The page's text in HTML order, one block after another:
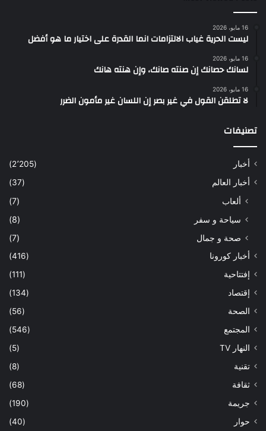
16 مايو، 2026
ليست الحرية غياب الالتزامات انما القدرة على اختيار ما هو أفضل
16 مايو، 2026
لسانك حصانك إن صنته صانك، وإن هنته هانك
16 مايو، 2026
لا تطلقن القول في غير بصر إن اللسان غير مأمون الضرر
تصنيفات
أخبار
(2٬205)
أخبار العالم
(37)
ألعاب
(7)
سياحة و سفر
(8)
صحة و جمال
(7)
أخبار كورونا
(416)
إفتتاحية
(111)
إقتصاد
(134)
الصحة
(56)
المجتمع
(546)
النهار TV
(5)
تقنية
(8)
ثقافة
(68)
جريمة
(190)
حوار
(40)